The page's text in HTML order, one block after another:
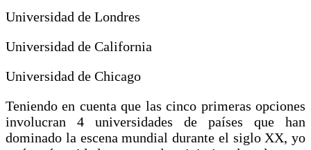
Universidad de Londres
Universidad de California
Universidad de Chicago
Teniendo en cuenta que las cinco primeras opciones
involucran 4 universidades de países que han
dominado la escena mundial durante el siglo XX, yo